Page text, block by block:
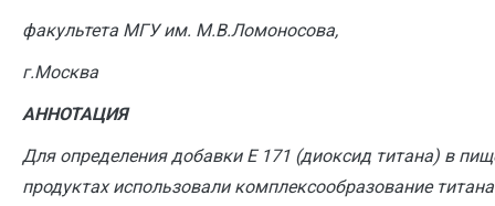
факультета МГУ им. М.В.Ломоносова,
г.Москва
АННОТАЦИЯ
Для определения добавки Е 171 (диоксид титана) в
продуктах использовали комплексообразование